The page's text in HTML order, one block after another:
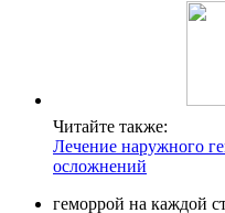
Читайте также:
Лечение наружного
осложнений
геморрой на каждой